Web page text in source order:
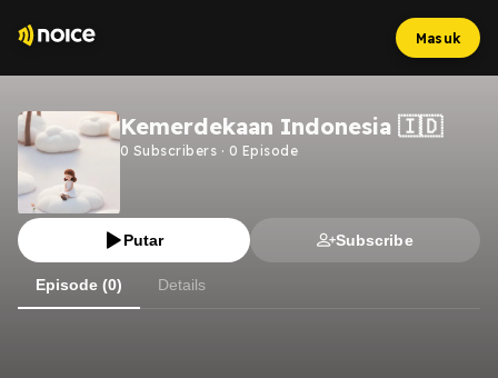
Masuk
Kemerdekaan Indonesia 🇮🇩
0 Subscribers · 0 Episode
Putar Subscribe
Episode (0) Details